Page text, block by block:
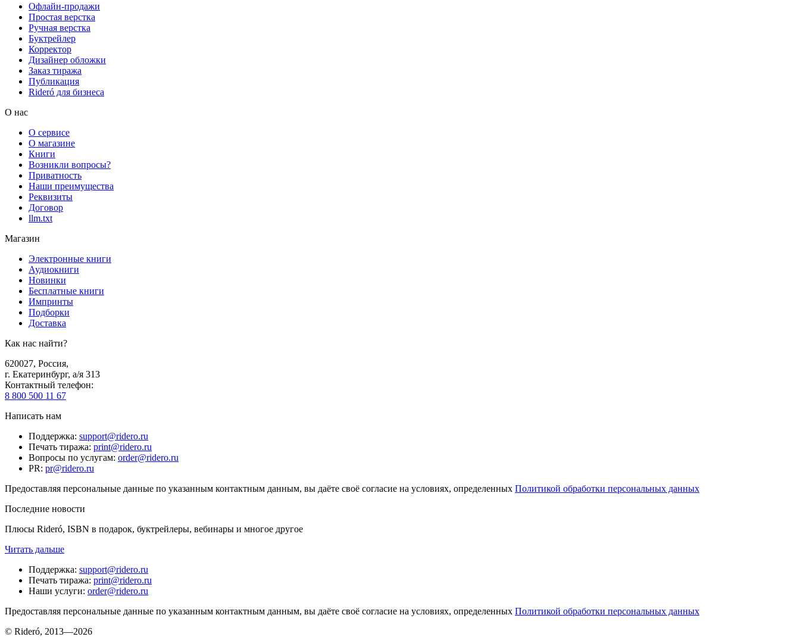
Офлайн-продажи
Простая верстка
Ручная верстка
Буктрейлер
Корректор
Дизайнер обложки
Заказ тиража
Публикация
Rideró для бизнеса
О нас
О сервисе
О магазине
Книги
Возникли вопросы?
Приватность
Наши преимущества
Реквизиты
Договор
llm.txt
Магазин
Электронные книги
Аудиокниги
Новинки
Бесплатные книги
Импринты
Подборки
Доставка
Как нас найти?
620027, Россия,
г. Екатеринбург, а/я 313
Контактный телефон:
8 800 500 11 67
Написать нам
Поддержка: support@ridero.ru
Печать тиража: print@ridero.ru
Вопросы по услугам: order@ridero.ru
PR: pr@ridero.ru
Предоставляя персональные данные по указанным контактным данным, вы даёте своё согласие на условиях, определенных Политикой обработки персональных данных
Последние новости
Плюсы Rideró, ISBN в подарок, буктрейлеры, вебинары и многое другое
Читать дальше
Поддержка: support@ridero.ru
Печать тиража: print@ridero.ru
Наши услуги: order@ridero.ru
Предоставляя персональные данные по указанным контактным данным, вы даёте своё согласие на условиях, определенных Политикой обработки персональных данных
© Rideró, 2013—2026